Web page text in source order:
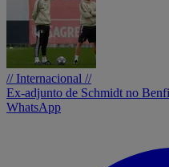
// Internacional //
Ex-adjunto de Schmidt no
WhatsApp